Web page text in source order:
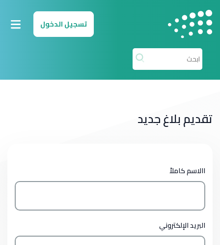
تسجيل الدخول
تقديم بلاغ جديد
االاسم كاملاً
البريد الإلكتروني